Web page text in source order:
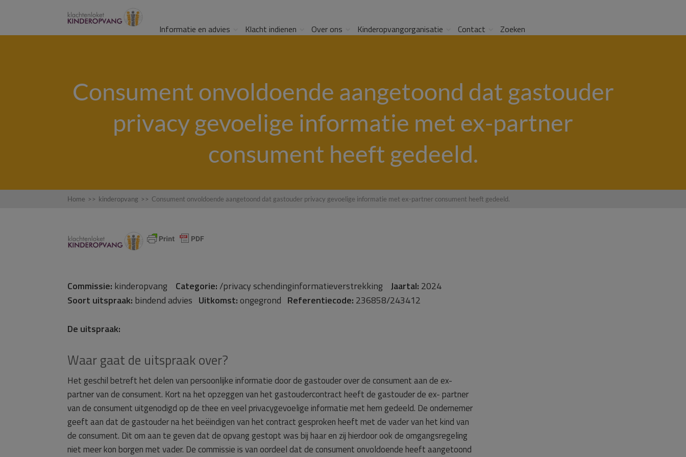
Informatie en advies Klacht indienen Over ons Kinderopvangorganisatie Contact Zoeken
Consument onvoldoende aangetoond dat gastouder
privacy gevoelige informatie met ex-partner
consument heeft gedeeld.
Home >> kinderopvang >> Consument onvoldoende aangetoond dat gastouder privacy gevoelige informatie met ex-partner consument heeft gedeeld.
Commissie: kinderopvang Categorie:/privacy schendinginformatieverstrekking Jaartal: 2024
Soort uitspraak: bindend advies Uitkomst:ongegrond Referentiecode: 236858/243412
De uitspraak:
Waar gaat de uitspraak over?
Het geschil betreft het delen van persoonlijke informatie door de gastouder over de consument aan de ex-
partner van de consument. Kort na het opzeggen van het gastoudercontract heeft de gastouder de ex- partner
van de consument uitgenodigd op de thee en veel privacygevoelige informatie met hem gedeeld. De ondernemer
geeft aan dat de gastouder na het beëindigen van het contract gesproken heeft met de vader van het kind van
de consument. Dit om aan te geven dat de opvang gestopt was bij haar en zij hierdoor ook de omgangsregeling
niet meer kon borgen met vader. De commissie is van oordeel dat de consument onvoldoende heeft aangetoond